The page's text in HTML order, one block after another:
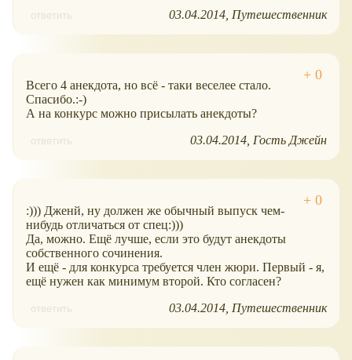
ответить 03.04.2014 Путешественник
Всего 4 анекдота, но всё - таки веселее стало.
Спасибо.:-)
А на конкурс можно присылать анекдоты?
ответить 03.04.2014 Гость Джейн
:))) Дженй, ну должен же обычный выпуск чем-
нибудь отличаться от спец:)))
Да, можно. Ещё лучше, если это будут анекдоты
собственного сочинения.
И ещё - для конкурса требуется член жюри. Первый - я,
ещё нужен как минимум второй. Кто согласен?
ответить 03.04.2014 Путешественник